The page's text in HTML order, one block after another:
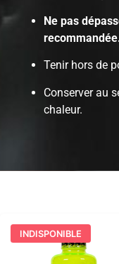
Ne pas
Tenir hors de
Conserver au
chaleur.
INDISPONIBLE